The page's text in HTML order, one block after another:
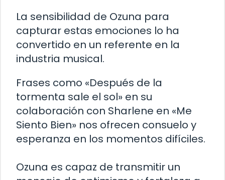
La sensibilidad de Ozuna para
capturar estas emociones lo ha
convertido en un referente en la
industria musical.
Frases como «Después de la
tormenta sale el sol» en su
colaboración con Sharlene en «Me
Siento Bien» nos ofrecen consuelo y
esperanza en los momentos difíciles.
Ozuna es capaz de transmitir un